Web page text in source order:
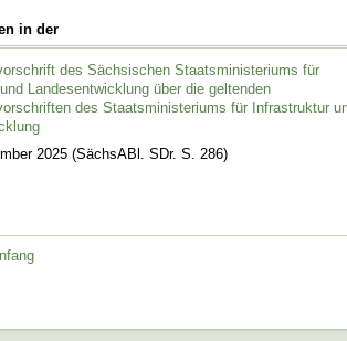
in der
des Sächsischen Staatsministeriums für
Landesentwicklung über die geltenden
des Staatsministeriums für Infrastruktur
2025 (SächsABl. SDr. S. 286)